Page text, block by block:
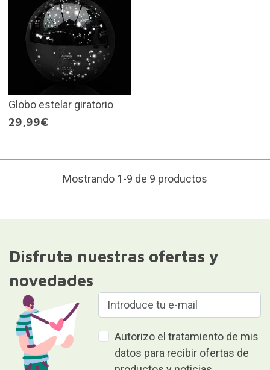
Globo estelar giratorio
29,99€
Mostrando 1-9 de 9 productos
Disfruta nuestras ofertas y
novedades
Autorizo el tratamiento de mis
datos para recibir ofertas de